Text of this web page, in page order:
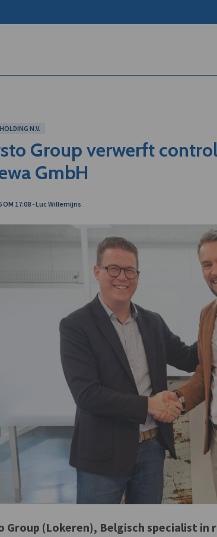
N.V.
Group verwerft
GmbH
OM 17:08 - Luc Willemijns
Group (Lokeren), Belgisch specialist in